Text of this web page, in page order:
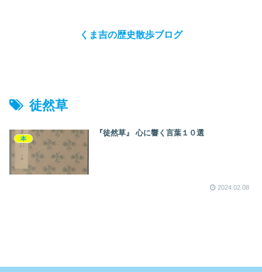
くま吉の歴史散歩ブログ
徒然草
本
『徒然草』 心に響く言葉１０選
2024.02.08